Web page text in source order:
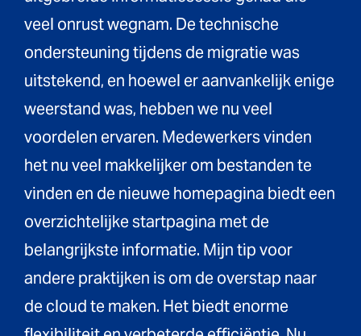
veel onrust wegnam. De technische
ondersteuning tijdens de migratie was
uitstekend, en hoewel er aanvankelijk enige
weerstand was, hebben we nu veel
voordelen ervaren. Medewerkers vinden
het nu veel makkelijker om bestanden te
vinden en de nieuwe homepagina biedt een
overzichtelijke startpagina met de
belangrijkste informatie. Mijn tip voor
andere praktijken is om de overstap naar
de cloud te maken. Het biedt enorme